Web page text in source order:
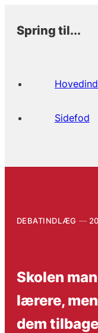
Spring til...
Sidefod
DEBATINDLÆG
Skolen
lærere,
dem tilbage